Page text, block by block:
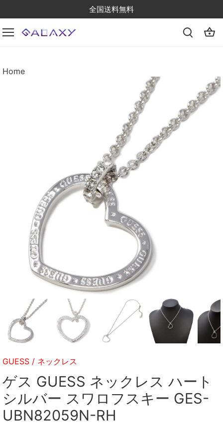
to
content
全国送料無料
Home
GUESS / ネックレス
ゲス GUESS ネックレス ハート
シルバー スワロフスキー GES-
UBN82059N-RH